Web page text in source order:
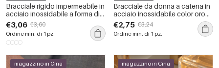
Bracciale rigido impermeabile in
acciaio inossidabile a forma di
cuore, 1 pezzo, di colori misti
€3,06 €3,60
Ordine min. di 1 pz.
Bracciale da donna a catena in
acciaio inossidabile color oro
con zirconi a forma di cuore
€2,75 €3,24
Ordine min. di 1 pz.
magazzino in Cina magazzino in Cina